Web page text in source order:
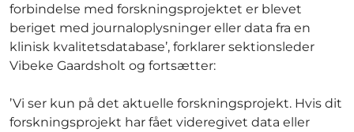
forbindelse med forskningsprojektet er blevet
beriget med journaloplysninger eller data fra en
klinisk kvalitetsdatabase’, forklarer sektionsleder
Vibeke Gaardsholt og fortsætter:
’Vi ser kun på det aktuelle forskningsprojekt. Hvis dit
forskningsprojekt har fået videregivet data eller